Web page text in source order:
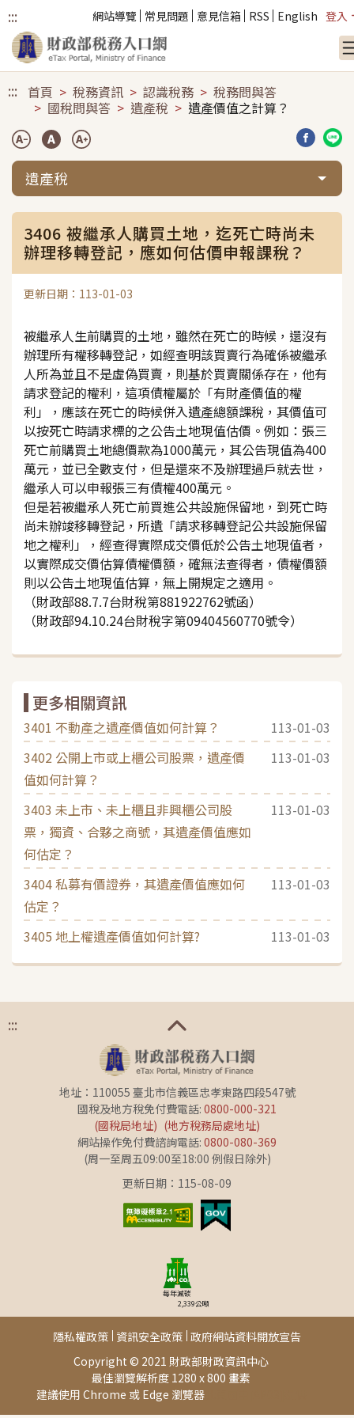
::: 網站導覽 常見問題 意見信箱 RSS English 登入
::: 首頁 稅務資訊 認識稅務
稅務問與答
國稅問與答
遺產稅 遺產價值之計算？
分享到
分
遺產稅
3406 被繼承人購買土地，迄死亡時尚未
辦理移轉登記，應如何估價申報課稅？
更新日期：113-01-03
被繼承人生前購買的土地，雖然在死亡的時候，還沒有
辦理所有權移轉登記，如經查明該買賣行為確係被繼承
人所為並且不是虛偽買賣，則基於買賣關係存在，他有
請求登記的權利，這項債權屬於「有財產價值的權
利」，應該在死亡的時候併入遺產總額課稅，其價值可
以按死亡時請求標的之公告土地現值估價。例如：張三
死亡前購買土地總價款為1000萬元，其公告現值為400
萬元，並已全數支付，但是還來不及辦理過戶就去世，
繼承人可以申報張三有債權400萬元。
但是若被繼承人死亡前買進公共設施保留地，到死亡時
尚未辦竣移轉登記，所遺「請求移轉登記公共設施保留
地之權利」，經查得實際成交價低於公告土地現值者，
以實際成交價估算債權價額，確無法查得者，債權價額
則以公告土地現值估算，無上開規定之適用。
（財政部88.7.7台財稅第881922762號函）
（財政部94.10.24台財稅字第09404560770號令）
更多相關資訊
3401 不動產之遺產價值如何計算？
113-01-03
3402 公開上市或上櫃公司股票，遺產價
值如何計算？
113-01-03
3403 未上市、未上櫃且非興櫃公司股
票，獨資、合夥之商號，其遺產價值應如
何估定？
113-01-03
3404 私募有價證券，其遺產價值應如何
估定？
113-01-03
3405 地上權遺產價值如何計算? 113-01-03
:::
地址：110055 臺北市信義區忠孝東路四段547號
國稅及地方稅免付費電話: 0800-000-321
(國稅局地址) (地方稅務局處地址)
網站操作免付費諮詢電話: 0800-080-369
(周一至周五09:00至18:00 例假日除外)
更新日期：115-08-09
每年減碳
2,339公噸
Copyright © 2021 財政部財政資訊中心
最佳瀏覽解析度 1280 x 800 畫素
建議使用 Chrome 或 Edge 瀏覽器此頁面由[AP03]提供
隱私權政策 資訊安全政策 政府網站資料開放宣告